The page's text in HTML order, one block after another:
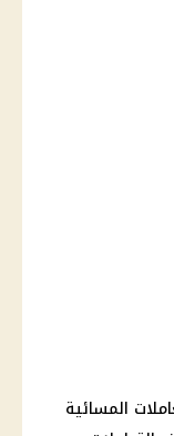
التعاملات المسائية